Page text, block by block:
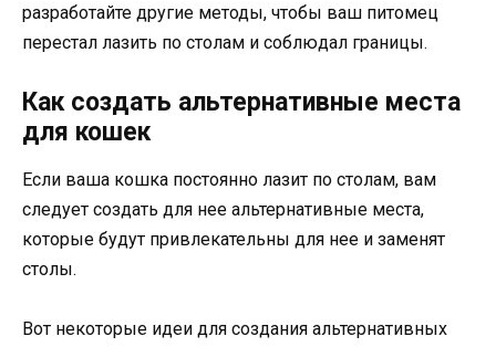
разработайте другие методы, чтобы ваш питомец
перестал лазить по столам и соблюдал границы.
Как создать альтернативные места
для кошек
Если ваша кошка постоянно лазит по столам, вам
следует создать для нее альтернативные места,
которые будут привлекательны для нее и заменят
столы.
Вот некоторые идеи для создания альтернативных